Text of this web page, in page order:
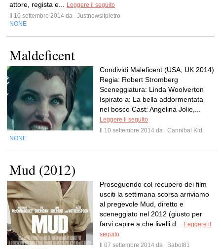
attore, regista e...
Leggere il seguito
Il 10 settembre 2014 da
Justnewsitpietro
NONE
Maldeficent
Condividi Maleficent (USA, UK 2014)
Regia: Robert Stromberg
Sceneggiatura: Linda Woolverton
Ispirato a: La bella addormentata
nel bosco Cast: Angelina Jolie,...
Leggere il seguito
Il 10 settembre 2014 da
Cannibal Kid
NONE
Mud (2012)
Proseguendo col recupero dei film
usciti la settimana scorsa arriviamo
al pregevole Mud, diretto e
sceneggiato nel 2012 (giusto per
farvi capire a che livelli d...
Leggere il
seguito
Il 07 settembre 2014 da
Babol81